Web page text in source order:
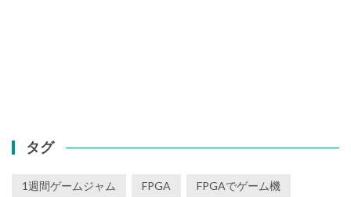
タグ
1週間ゲームジャム FPGA FPGAでゲーム機